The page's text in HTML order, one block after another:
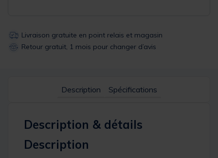
Livraison gratuite en point relais et magasin
Retour gratuit, 1 mois pour changer d’avis
Description Spécifications
Description & détails
Description